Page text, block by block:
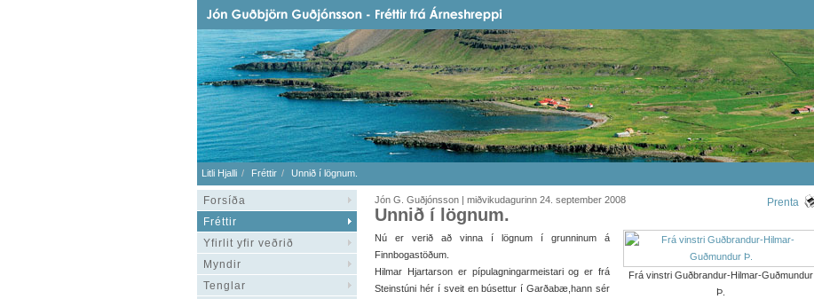
Litli Hjalli Fréttir Unnið í lögnum.
Forsíða
Fréttir
Yfirlit yfir veðrið
Myndir
Tenglar
Jón G. Guðjónsson | miðvikudagurinn 24. september 2008 Prenta
Unnið í lögnum.
Frá vinstri Guðbrandur-Hilmar-Guðmundur
Þ.
Nú er verið að vinna í lögnum í grunninum á
Finnbogastöðum.
Hilmar Hjartarson er pípulagningarmeistari og er frá
Steinstúni hér í sveit en búsettur í Garðabæ,hann sér